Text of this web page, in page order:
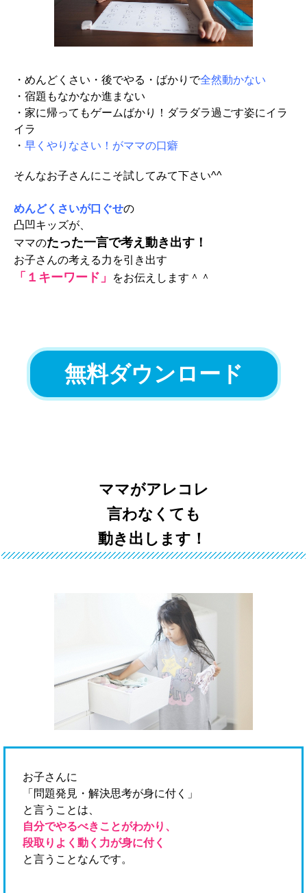
・めんどくさい・後でやる・ばかりで全然動かない
・宿題もなかなか進まない
・家に帰ってもゲームばかり！ ダラダラ過ごす姿にイラ
イラ
・ 早くやりなさい！がママの口癖
そんなお子さんにこそ試してみて下さい^^
めんどくさいが口ぐせの
凸凹キッズが、
ママのたった一言で考え動き出す！
お子さんの考える力を引き出す
「１キーワード」 をお伝えします＾＾
無料ダウンロード
ママがアレコレ
言わなくても
動き出します！
お子さんに
「問題発見・解決思考が身に付く」
と言うことは、
自分でやるべきことがわかり、
段取りよく動く力が身に付く
と言うことなんです。